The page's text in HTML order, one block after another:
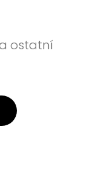
ostatní